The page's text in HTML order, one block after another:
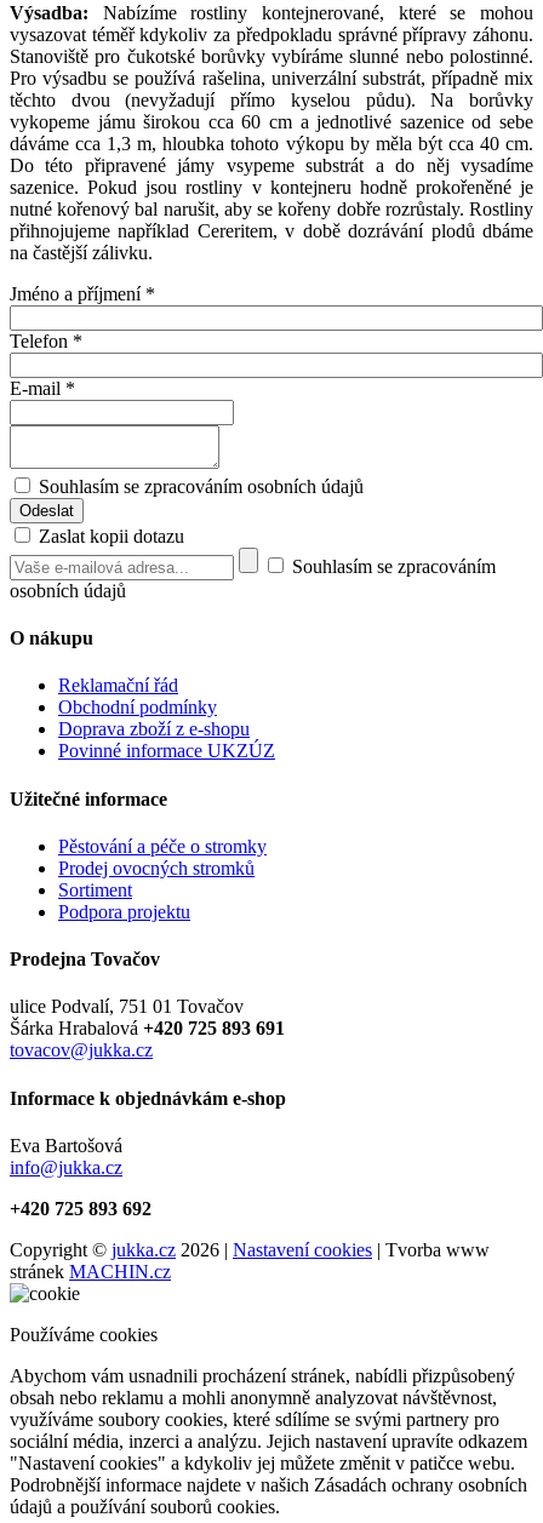
Výsadba: Nabízíme rostliny kontejnerované, které se mohou
vysazovat téměř kdykoliv za předpokladu správné přípravy záhonu.
Stanoviště pro čukotské borůvky vybíráme slunné nebo polostinné.
Pro výsadbu se používá rašelina, univerzální substrát, případně mix
těchto dvou (nevyžadují přímo kyselou půdu). Na borůvky
vykopeme jámu širokou cca 60 cm a jednotlivé sazenice od sebe
dáváme cca 1,3 m, hloubka tohoto výkopu by měla být cca 40 cm.
Do této připravené jámy vsypeme substrát a do něj vysadíme
sazenice. Pokud jsou rostliny v kontejneru hodně prokořeněné je
nutné kořenový bal narušit, aby se kořeny dobře rozrůstaly. Rostliny
přihnojujeme například Cereritem, v době dozrávání plodů dbáme
na častější zálivku.
Jméno a příjmení *
Telefon *
E-mail *
Souhlasím se zpracováním osobních údajů
Zaslat kopii dotazu
Souhlasím se zpracováním
osobních údajů
O nákupu
Reklamační řád
Obchodní podmínky
Doprava zboží z e-shopu
Povinné informace UKZÚZ
Užitečné informace
Pěstování a péče o stromky
Prodej ovocných stromků
Sortiment
Podpora projektu
Prodejna Tovačov
ulice Podvalí, 751 01 Tovačov
Šárka Hrabalová +420 725 893 691
tovacov@jukka.cz
Informace k objednávkám e-shop
Eva Bartošová
info@jukka.cz
+420 725 893 692
Copyright © jukka.cz 2026 | Nastavení cookies | Tvorba www
stránek MACHIN.cz
Používáme cookies
Abychom vám usnadnili procházení stránek, nabídli přizpůsobený
obsah nebo reklamu a mohli anonymně analyzovat návštěvnost,
využíváme soubory cookies, které sdílíme se svými partnery pro
sociální média, inzerci a analýzu. Jejich nastavení upravíte odkazem
"Nastavení cookies" a kdykoliv jej můžete změnit v patičce webu.
Podrobnější informace najdete v našich Zásadách ochrany osobních
údajů a používání souborů cookies.